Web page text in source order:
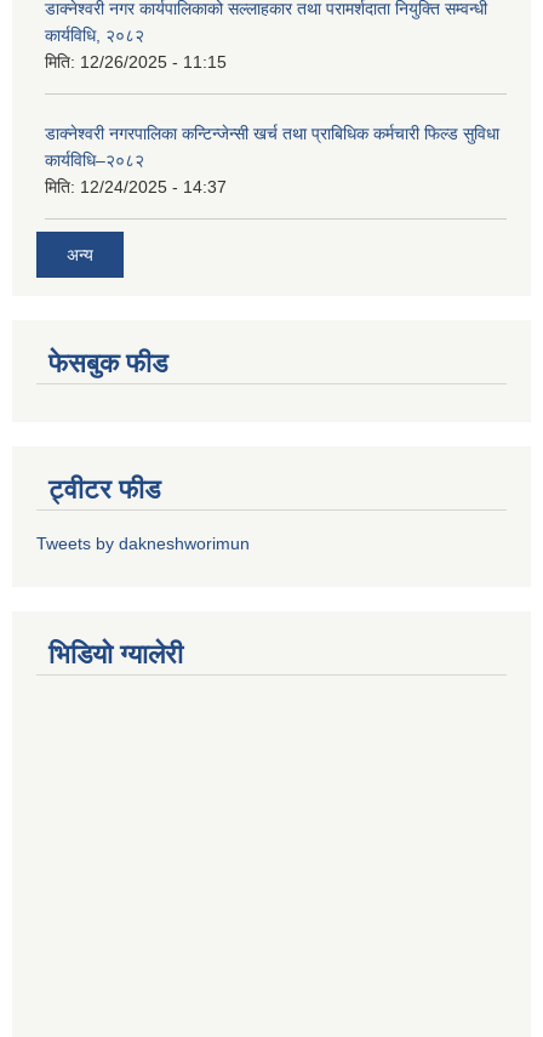
डाक्नेश्वरी नगर कार्यपालिकाको सल्लाहकार तथा परामर्शदाता नियुक्ति सम्वन्धी
कार्यविधि, २०८२
मिति: 12/26/2025 - 11:15
डाक्नेश्वरी नगरपालिका कन्टिन्जेन्सी खर्च तथा प्राबिधिक कर्मचारी फिल्ड सुविधा
कार्यविधि–२०८२
मिति: 12/24/2025 - 14:37
अन्य
फेसबुक फीड
ट्वीटर फीड
Tweets by dakneshworimun
भिडियाे ग्यालेरी